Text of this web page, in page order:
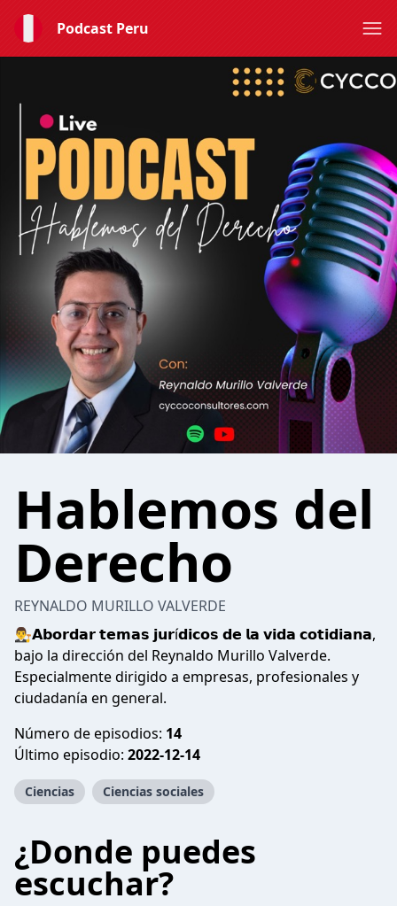
Podcast Peru
Hablemos del
Derecho
REYNALDO MURILLO VALVERDE
👨‍⚖️𝗔𝗯𝗼𝗿𝗱𝗮𝗿 𝘁𝗲𝗺𝗮𝘀 𝗷𝘂𝗿í𝗱𝗶𝗰𝗼𝘀 𝗱𝗲 𝗹𝗮 𝘃𝗶𝗱𝗮 𝗰𝗼𝘁𝗶𝗱𝗶𝗮𝗻𝗮,
bajo la dirección del Reynaldo Murillo Valverde.
Especialmente dirigido a empresas, profesionales y
ciudadanía en general.
Número de episodios: 14
Último episodio: 2022-12-14
Ciencias Ciencias sociales
¿Donde puedes
escuchar?